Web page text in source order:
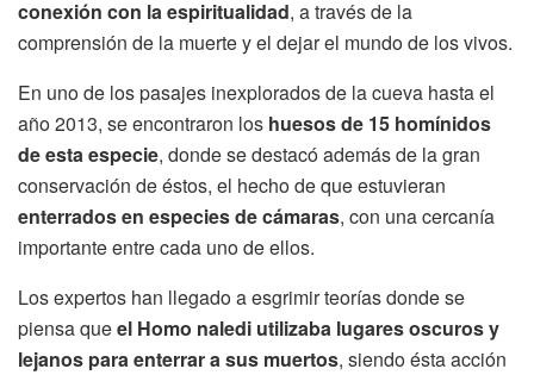
conexión con la espiritualidad, a través de la
comprensión de la muerte y el dejar el mundo de los vivos.
En uno de los pasajes inexplorados de la cueva hasta el
año 2013, se encontraron los huesos de 15 homínidos
de esta especie, donde se destacó además de la gran
conservación de éstos, el hecho de que estuvieran
enterrados en especies de cámaras, con una cercanía
importante entre cada uno de ellos.
Los expertos han llegado a esgrimir teorías donde se
piensa queel Homo naledi utilizaba lugares oscuros y
lejanos para enterrar a sus muertos, siendo ésta acción